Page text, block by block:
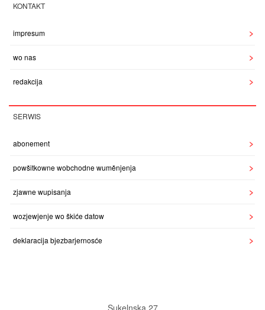
KONTAKT
impresum
wo nas
redakcija
SERWIS
abonement
powšitkowne wobchodne wuměnjenja
zjawne wupisanja
wozjewjenje wo škiće datow
deklaracija bjezbarjernosće